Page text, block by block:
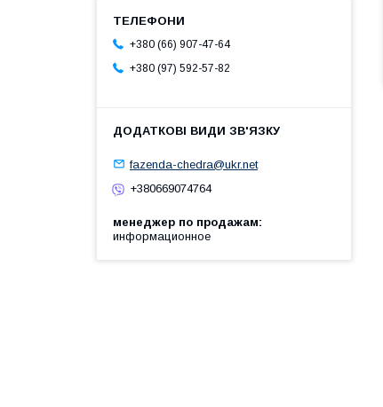
+380 (66) 907-47-64
+380 (97) 592-57-82
fazenda-chedra@ukr.net
+380669074764
менеджер по продажам
информационное